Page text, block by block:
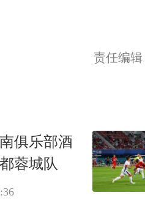
责任编
俱乐部酒
蓉城队